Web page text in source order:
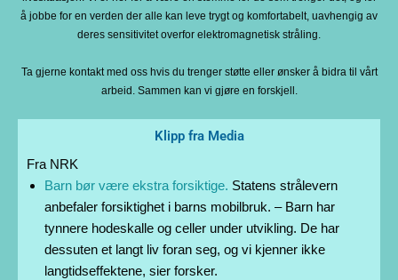
å jobbe for en verden der alle kan leve trygt og komfortabelt, uavhengig av
deres sensitivitet overfor elektromagnetisk stråling.
Ta gjerne kontakt med oss hvis du trenger støtte eller ønsker å bidra til vårt
arbeid. Sammen kan vi gjøre en forskjell.
Klipp fra Media
Fra NRK
Barn bør være ekstra forsiktige. Statens strålevern
anbefaler forsiktighet i barns mobilbruk. – Barn har
tynnere hodeskalle og celler under utvikling. De har
dessuten et langt liv foran seg, og vi kjenner ikke
langtidseffektene, sier forsker.